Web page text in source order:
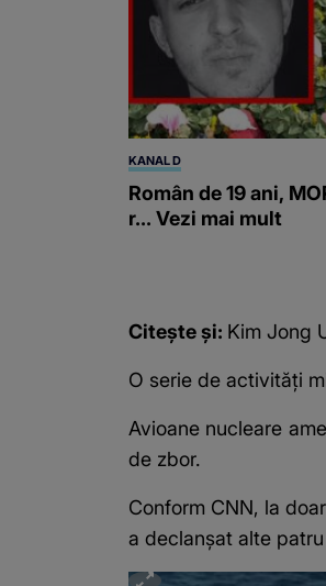
KANAL D
Român de 19 ani,
r... Vezi mai mult
Citește și: Kim Jong
O serie de activități
Avioane nucleare
de zbor.
Conform CNN, la
a declanșat alte